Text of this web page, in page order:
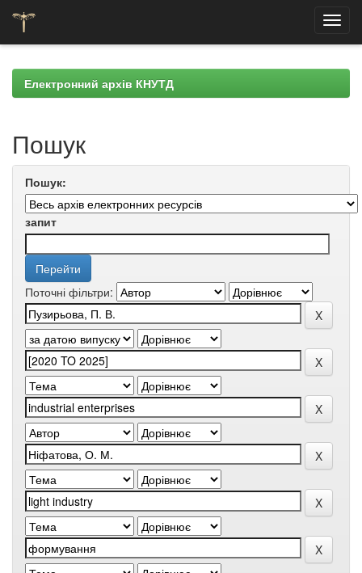
navigationЕлектронний архів КНУТД
Пошук
Пошук:
запит
Поточні фільтри: